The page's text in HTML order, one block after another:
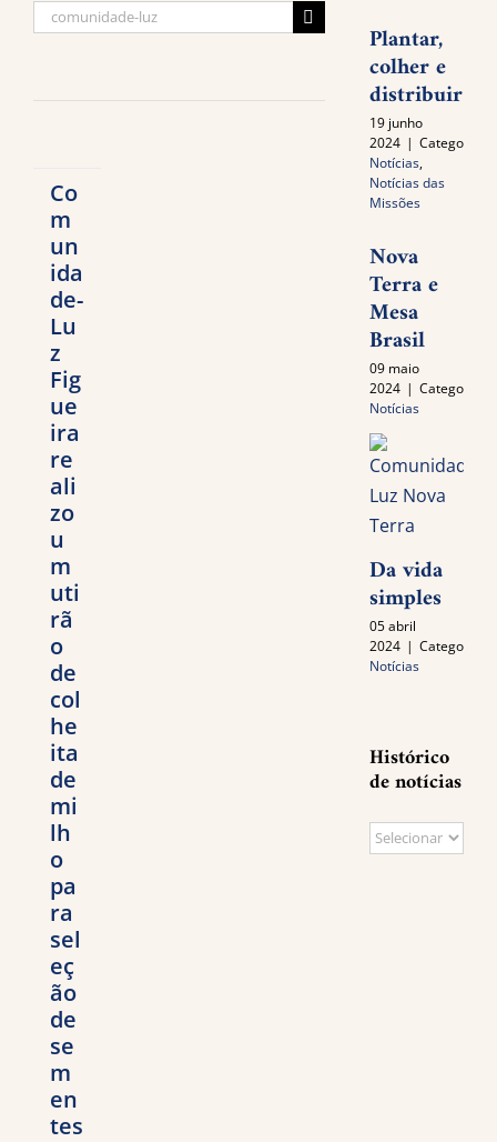
Buscar
resultados
Co
m
un
ida
de-
Lu
z
Fig
ue
ira
re
ali
zo
u
m
uti
rã
o
de
col
he
ita
de
mi
lh
o
pa
ra
sel
eç
ão
de
se
m
en
tes
Plantar,
colher e
distribuir
19 junho
2024 | Categories:
Notícias,
Notícias das
Missões
Nova
Terra e
Mesa
Brasil
09 maio
2024 | Categories:
Notícias
Da vida
simples
05 abril
2024 | Categories:
Notícias
Histórico
de notícias
Histórico